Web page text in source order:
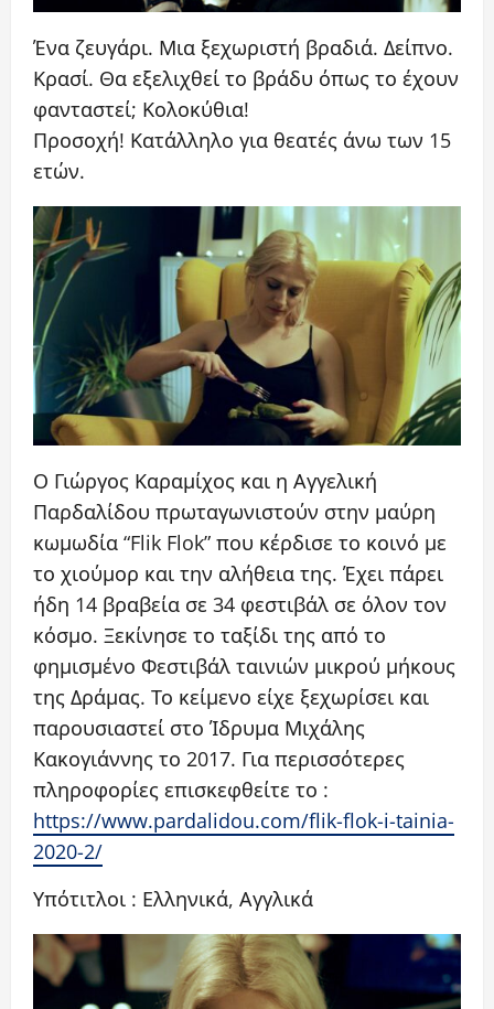
Ένα ζευγάρι. Μια ξεχωριστή βραδιά. Δείπνο.
Κρασί. Θα εξελιχθεί το βράδυ όπως το έχουν
φανταστεί; Κολοκύθια!
Προσοχή! Κατάλληλο για θεατές άνω των 15
ετών.
Ο Γιώργος Καραμίχος και η Αγγελική
Παρδαλίδου πρωταγωνιστούν στην μαύρη
κωμωδία “Flik Flok” που κέρδισε το κοινό με
το χιούμορ και την αλήθεια της. Έχει πάρει
ήδη 14 βραβεία σε 34 φεστιβάλ σε όλον τον
κόσμο. Ξεκίνησε το ταξίδι της από το
φημισμένο Φεστιβάλ ταινιών μικρού μήκους
της Δράμας. Το κείμενο είχε ξεχωρίσει και
παρουσιαστεί στο Ίδρυμα Μιχάλης
Κακογιάννης το 2017. Για περισσότερες
πληροφορίες επισκεφθείτε το :
https://www.pardalidou.com/flik-flok-i-tainia-
2020-2/
Υπότιτλοι : Ελληνικά, Αγγλικά